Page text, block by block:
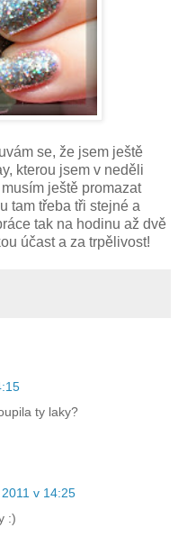
se, že jsem ještě
kterou jsem v neděli
ještě promazat
tam třeba tři stejné a
tak na hodinu až dvě
účast a za trpělivost!
ty laky?
v 14:25
:)